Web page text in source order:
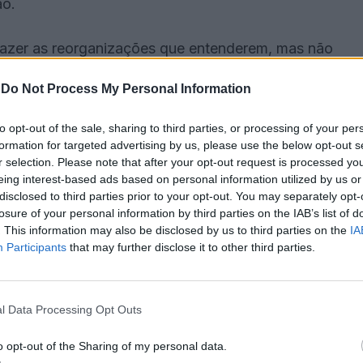
Do Not Process My Personal Information
opt-out of the sale, sharing to third parties, or processing of your
for targeted advertising by us, please use the below opt-out
selection. Please note that after your opt-out request is processed
interest-based ads based on personal information utilized by us
to third parties prior to your opt-out. You may separately
of your personal information by third parties on the IAB’s list of
This information may also be disclosed by us to third parties on the
Participants that may further disclose it to other third parties.
Data Processing Opt Outs
opt-out of the Sharing of my personal data.
as reorganizações que entenderem, mas não
exige e que, aliás, consta do contrato entre o
através de uma moção subscrita pelos 12
aprovada por unanimidade na mais recente
têm-se multiplicado as queixas da população,
atrasos e falhas na distribuição de correio por
locais onde o correio é entregue apenas uma
de correspondência urgente e ineficácia do